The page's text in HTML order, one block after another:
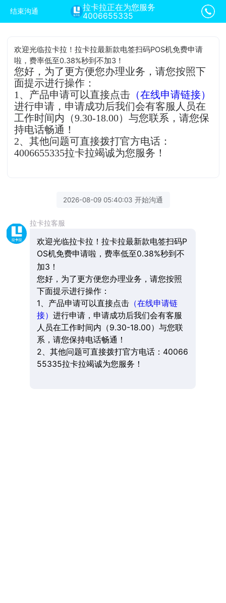
结束沟通
拉卡拉正在为您服务
4006655335
欢迎光临拉卡拉！拉卡拉最新款电签扫码POS机免费申请
啦，费率低至0.38%秒到不加3！
您好，为了更方便您办理业务，请您按照下
面提示进行操作：
1、产品申请可以直接点击 （在线申请链接）
进行申请，申请成功后我们会有客服人员在
工作时间内（9.30-18.00）与您联系，请您保
持电话畅通！
2、其他问题可直接拨打官方电话：
4006655335拉卡拉竭诚为您服务！
2026-08-09 05:40:03 开始沟通
拉卡拉客服
欢迎光临拉卡拉！拉卡拉最新款电签扫码P
OS机免费申请啦，费率低至0.38%秒到不
加3！
您好，为了更方便您办理业务，请您按照
下面提示进行操作：
1、产品申请可以直接点击（在线申请链
接） 进行申请，申请成功后我们会有客服
人员在工作时间内（9.30-18.00）与您联
系，请您保持电话畅通！
2、其他问题可直接拨打官方电话：40066
55335拉卡拉竭诚为您服务！